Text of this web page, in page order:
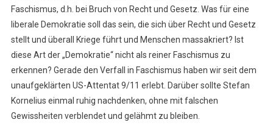
Faschismus, d.h. bei Bruch von Recht und Gesetz. Was für eine
liberale Demokratie soll das sein, die sich über Recht und Gesetz
stellt und überall Kriege führt und Menschen massakriert? Ist
diese Art der „Demokratie“ nicht als reiner Faschismus zu
erkennen? Gerade den Verfall in Faschismus haben wir seit dem
unaufgeklärten US-Attentat 9/11 erlebt. Darüber sollte Stefan
Kornelius einmal ruhig nachdenken, ohne mit falschen
Gewissheiten verblendet und gelähmt zu bleiben.